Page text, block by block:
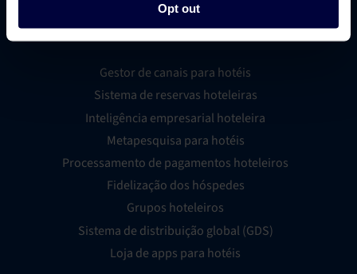
Opt out
Gestor de canais para hotéis
Sistema de reservas hoteleiras
Inteligência empresarial hoteleira
Metapesquisa para hotéis
Processamento de pagamentos hoteleiros
Fidelização dos hóspedes
Grupos hoteleiros
Sistema de distribuição global (GDS)
Loja de apps para hotéis